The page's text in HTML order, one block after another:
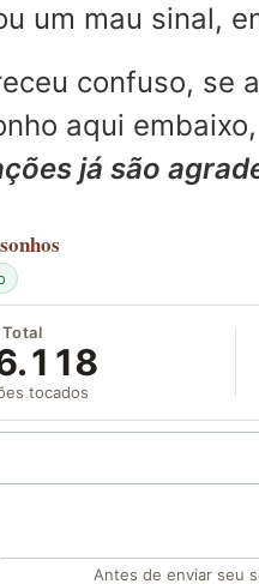
um mau sinal,
confuso, se
aqui
já são
Total
tocados
Antes de enviar seu